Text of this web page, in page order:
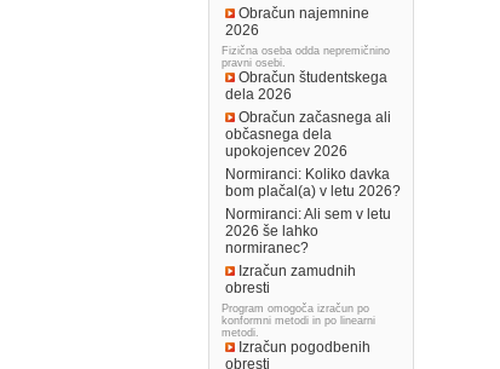
Obračun najemnine
2026
Fizična oseba odda nepremičnino
pravni osebi.
Obračun študentskega
dela 2026
Obračun začasnega ali
občasnega dela
upokojencev 2026
Normiranci: Koliko davka
bom plačal(a) v letu 2026?
Normiranci: Ali sem v letu
2026 še lahko
normiranec?
Izračun zamudnih
obresti
Program omogoča izračun po
konformni metodi in po linearni
metodi.
Izračun pogodbenih
obresti